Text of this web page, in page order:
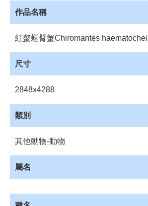
收
藏
登
入
作品名稱
紅螯螳臂蟹Chiromantes
尺寸
2848x4288
類別
其他動物-動物
屬名